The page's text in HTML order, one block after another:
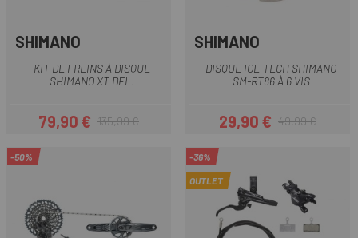
SHIMANO
KIT DE FREINS À DISQUE
SHIMANO XT DEL.
Prix
79,90 €Prix habituel
135,99 €
SHIMANO
DISQUE ICE-TECH SHIMANO
SM-RT86 À 6 VIS
Prix
29,90 €Prix habituel
49,99 €
-50% -36%
OUTLET